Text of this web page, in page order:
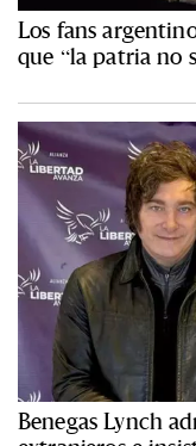
Los fans
que “la patria no
Benegas Lynch